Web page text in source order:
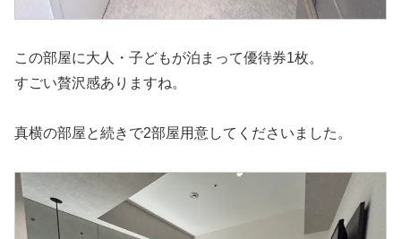
この部屋に大人・子どもが泊まって優待券1枚。
すごい贅沢感ありますね。
真横の部屋と続きで2部屋用意してくださいました。